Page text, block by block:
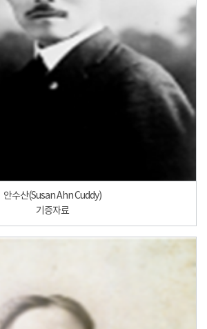
안수산(Susan Ahn Cuddy)
기증자료